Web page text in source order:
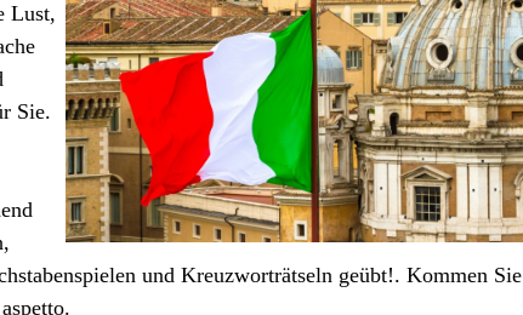
Lust,
Sie.
und Kreuzworträtseln geübt!. Kommen Sie